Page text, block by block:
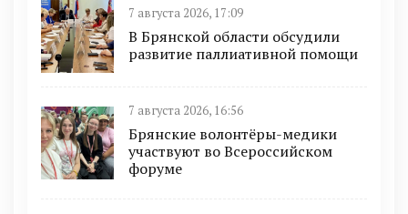
7 августа 2026, 17:09
В Брянской области обсудили
развитие паллиативной помощи
7 августа 2026, 16:56
Брянские волонтёры-медики
участвуют во Всероссийском
форуме